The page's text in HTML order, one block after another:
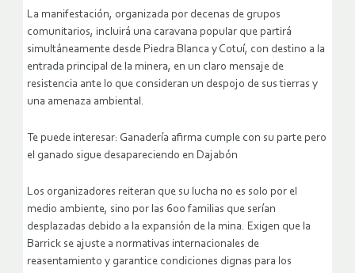
La manifestación, organizada por decenas de grupos
comunitarios, incluirá una caravana popular que partirá
simultáneamente desde Piedra Blanca y Cotuí, con destino a la
entrada principal de la minera, en un claro mensaje de
resistencia ante lo que consideran un despojo de sus tierras y
una amenaza ambiental.
Te puede interesar: Ganadería afirma cumple con su parte pero
el ganado sigue desapareciendo en Dajabón
Los organizadores reiteran que su lucha no es solo por el
medio ambiente, sino por las 600 familias que serían
desplazadas debido a la expansión de la mina. Exigen que la
Barrick se ajuste a normativas internacionales de
reasentamiento y garantice condiciones dignas para los